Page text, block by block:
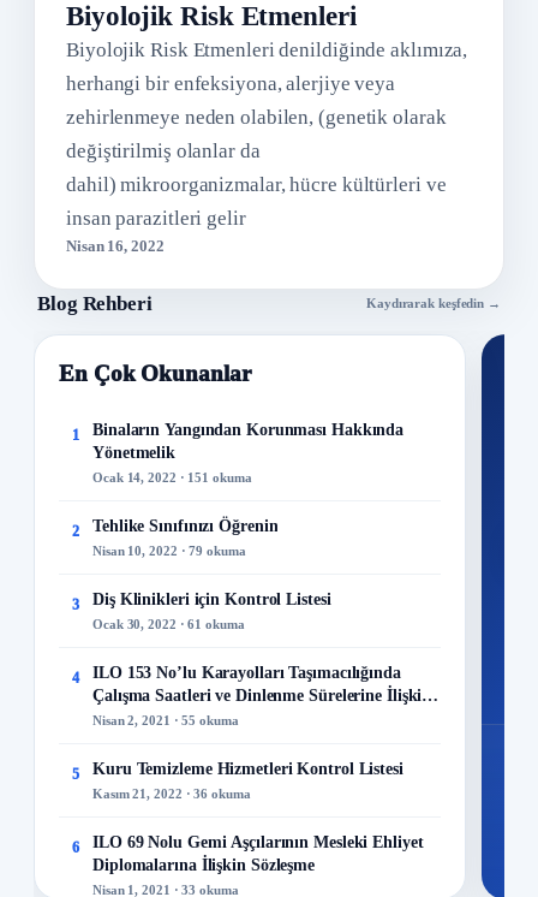
Biyolojik Risk Etmenleri
Biyolojik Risk Etmenleri denildiğinde aklımıza,
herhangi bir enfeksiyona, alerjiye veya
zehirlenmeye neden olabilen, (genetik olarak
değiştirilmiş olanlar da
dahil) mikroorganizmalar, hücre kültürleri ve
insan parazitleri gelir
Nisan 16, 2022
Blog Rehberi Kaydırarak keşfedin →
En Çok Okunanlar
1
Binaların Yangından Korunması Hakkında
Yönetmelik
Ocak 14, 2022 · 151 okuma
2 Tehlike Sınıfınızı Öğrenin
Nisan 10, 2022 · 79 okuma
3 Diş Klinikleri için Kontrol Listesi
Ocak 30, 2022 · 61 okuma
4
ILO 153 No’lu Karayolları Taşımacılığında
Çalışma Saatleri ve Dinlenme Sürelerine İlişkin
Sözleşme
Nisan 2, 2021 · 55 okuma
5 Kuru Temizleme Hizmetleri Kontrol Listesi
Kasım 21, 2022 · 36 okuma
6
ILO 69 Nolu Gemi Aşçılarının Mesleki Ehliyet
Diplomalarına İlişkin Sözleşme
Nisan 1, 2021 · 33 okuma